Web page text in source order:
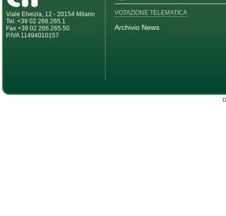
Viale Elvezia, 12 - 20154 Milano
Tel. +39 02 266.265.1
Fax +39 02 266.265.50
P.IVA 11494010157
VOTAZIONE TELEMATICA
Archivio News